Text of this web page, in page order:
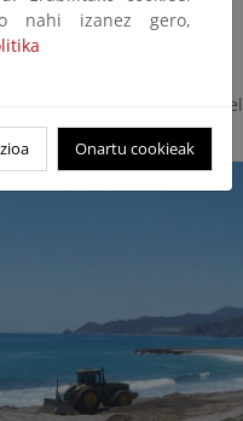
galería de imágenes del
nahi izanez gero,
Onartu cookieak